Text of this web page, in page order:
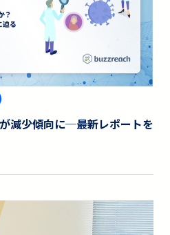
減少傾向に─最新レポートを